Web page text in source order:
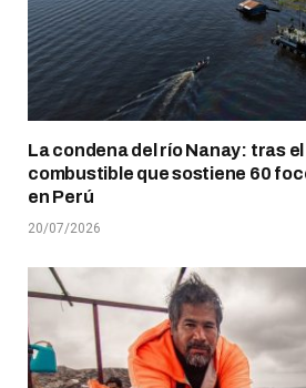
La condena del río Nanay: tras
combustible que sostiene 60
en Perú
20/07/2026